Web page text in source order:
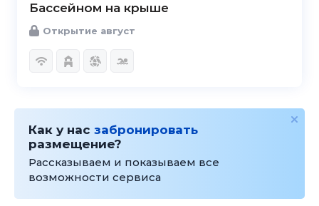
Бассейном на крыше
Открытие август
Как у нас забронировать
размещение?
Рассказываем и показываем все
возможности сервиса